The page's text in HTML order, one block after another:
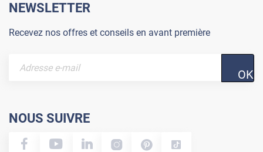
NEWSLETTER
Recevez nos offres et conseils en avant première
OK
NOUS SUIVRE